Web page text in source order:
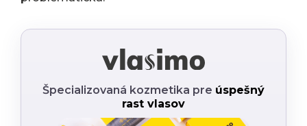
Špecializovaná kozmetika pre úspešný
rast vlasov